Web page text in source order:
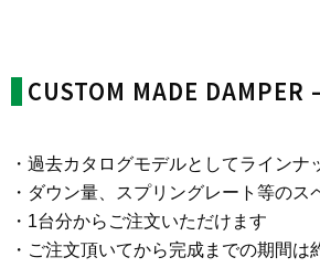
CUSTOM MADE DAMPER
過去カタログモデルとしてラインナ
ダウン量、スプリングレート等のス
1台分からご注文いただけます
ご注文頂いてから完成までの期間は